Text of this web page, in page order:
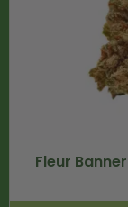
Fleur